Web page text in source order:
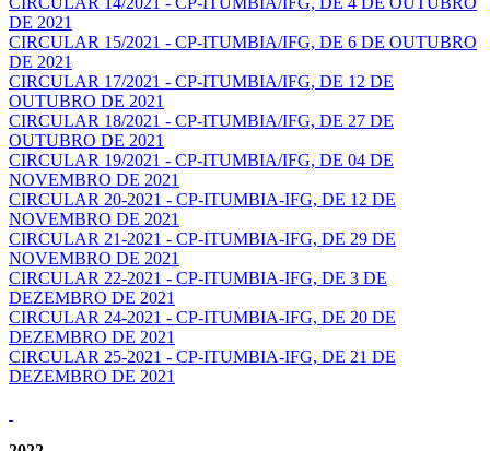
DE 2021
CIRCULAR 15/2021 - CP-ITUMBIA/IFG, DE 6 DE OUTUBRO
DE 2021
CIRCULAR 17/2021 - CP-ITUMBIA/IFG, DE 12 DE
OUTUBRO DE 2021
CIRCULAR 18/2021 - CP-ITUMBIA/IFG, DE 27 DE
OUTUBRO DE 2021
CIRCULAR 19/2021 - CP-ITUMBIA/IFG, DE 04 DE
NOVEMBRO DE 2021
CIRCULAR 20-2021 - CP-ITUMBIA-IFG, DE 12 DE
NOVEMBRO DE 2021
CIRCULAR 21-2021 - CP-ITUMBIA-IFG, DE 29 DE
NOVEMBRO DE 2021
CIRCULAR 22-2021 - CP-ITUMBIA-IFG, DE 3 DE
DEZEMBRO DE 2021
CIRCULAR 24-2021 - CP-ITUMBIA-IFG, DE 20 DE
DEZEMBRO DE 2021
CIRCULAR 25-2021 - CP-ITUMBIA-IFG, DE 21 DE
DEZEMBRO DE 2021